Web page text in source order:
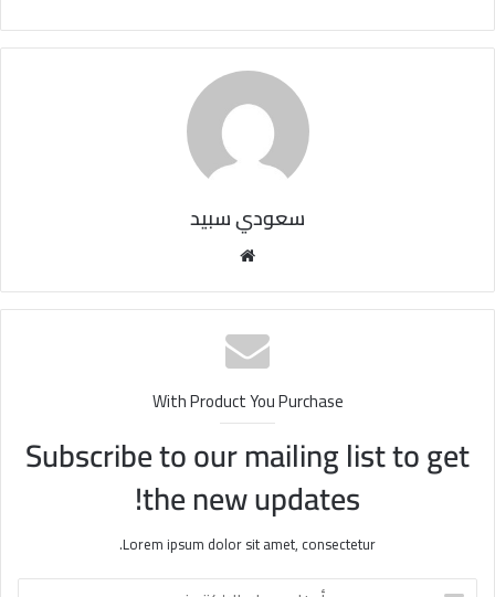
سعودي سبيد
الوي
ب
With Product You Purchase
Subscribe to our mailing list to get
the new updates!
Lorem ipsum dolor sit amet, consectetur.